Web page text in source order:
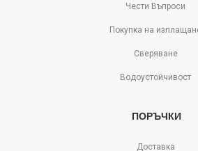
Чести Въпроси
Покупка на
Сверяване
Водоустойчивост
ПОРЪЧКИ
Доставка